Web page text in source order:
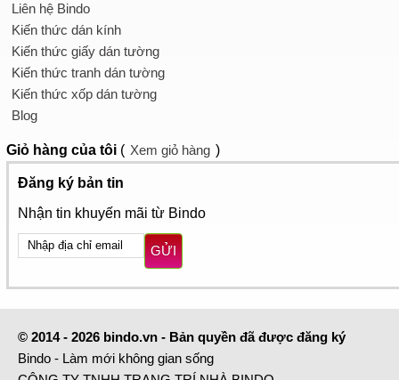
Liên hệ Bindo
Kiến thức dán kính
Kiến thức giấy dán tường
Kiến thức tranh dán tường
Kiến thức xốp dán tường
Blog
Giỏ hàng của tôi ( Xem giỏ hàng )
Đăng ký bản tin
Nhận tin khuyến mãi từ Bindo
GỬI
© 2014 - 2026 bindo.vn - Bản quyền đã được đăng ký
Bindo - Làm mới không gian sống